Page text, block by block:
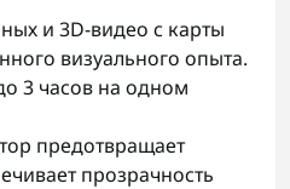
и 3D-видео с карты
визуального опыта.
3 часов на одном
предотвращает
прозрачность